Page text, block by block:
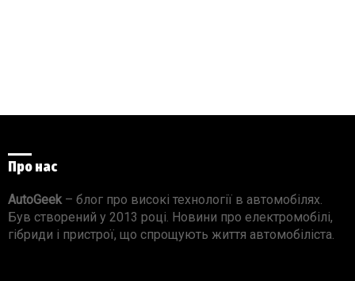
Про нас
AutoGeek– блог про високі технології в автомобілях.
Був створений у 2013 році. Новини про електромобілі,
гібриди і пристрої, що спрощують життя автомобіліста.